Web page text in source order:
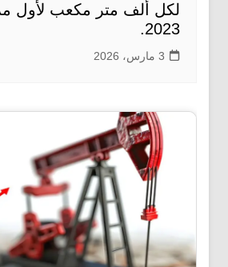
لكل ألف متر مكعب لأول
2023.
3 مارس، 2026